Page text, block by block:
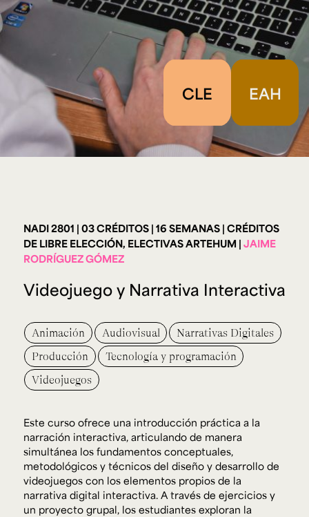
Configuración de cookies
Universidad de los Andes | Vigilada Mineducación.
Reconocimiento como universidad: Decreto 1297 del 30
de mayo de 1964. Reconocimiento de personería jurídica:
Resolución 28 del 23 de febrero de 1949, Minjusticia.
Acreditación institucional de alta calidad, 10 años:
Resolución 000194 del 16 de enero del 2025.
Ext. 2626
Educación
Continua
Ext. 4795
Videojuego y Narrativa Interactiva
NADI 2801 03 CRÉDITOS 16 SEMANAS CRÉDITOS
DE LIBRE ELECCIÓN, ELECTIVAS ARTEHUM
JAIME
RODRÍGUEZ GÓMEZ
Animación Audiovisual
Narrativas Digitales
Producción
Tecnología y programación
Videojuegos
Este curso ofrece una introducción práctica a la
narración interactiva, articulando de manera
simultánea los fundamentos conceptuales,
metodológicos y técnicos del diseño y desarrollo de
videojuegos con los elementos propios de la
narrativa digital interactiva. A través de ejercicios y
un proyecto grupal, los estudiantes exploran la
CLE EAH